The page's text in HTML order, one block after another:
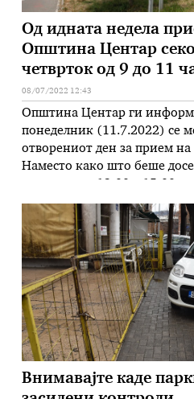
Од идната недела
Општина Центар
четврток од 9 до 11
08/07/2022 12:43
Општина Центар ги
понеделник (11.7.2022) се
отворениот ден за прием
Наместо како што беше
примаат странки од 9:00
часот. Промената се врши
Внимавајте каде